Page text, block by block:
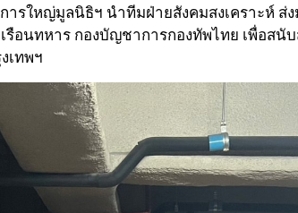
ใหญ่มูลนิธิฯ นำทีมฝ่ายสังคมสงเคราะห์ ส่
รือนทหาร กองบัญชาการกองทัพไทย เพื่อ
เทพฯ